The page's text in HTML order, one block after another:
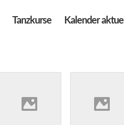
Tanzkurse Kalender aktuell